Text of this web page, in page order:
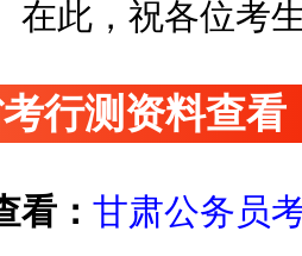
在此，祝各位考
行测资料查看
看： 甘肃公务员